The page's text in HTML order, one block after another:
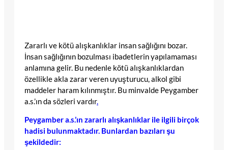
Zararlı ve kötü alışkanlıklar insan sağlığını bozar.
İnsan sağlığının bozulması ibadetlerin yapılamaması
anlamına gelir. Bu nedenle kötü alışkanlıklardan
özellikle akla zarar veren uyuşturucu, alkol gibi
maddeler haram kılınmıştır. Bu minvalde Peygamber
a.s.’ın da sözleri vardır.
Peygamber a.s.’ın zararlı alışkanlıklar ile ilgili birçok
hadisi bulunmaktadır. Bunlardan bazıları şu
şekildedir: